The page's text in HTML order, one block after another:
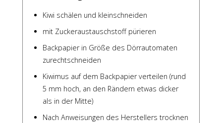
Kiwi schälen und kleinschneiden
mit Zuckeraustauschstoff pürieren
Backpapier in Größe des Dörrautomaten
zurechtschneiden
Kiwimus auf dem Backpapier verteilen (rund
5 mm hoch, an den Rändern etwas dicker
als in der Mitte)
Nach Anweisungen des Herstellers trocknen